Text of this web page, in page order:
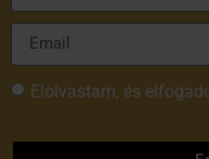
Elolvastam, és